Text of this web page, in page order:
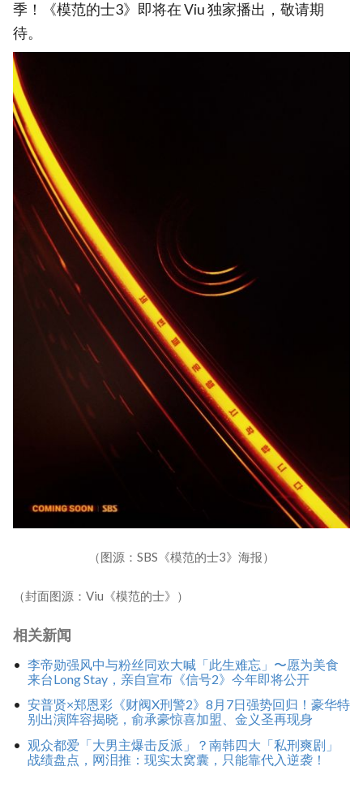
季！《模范的士3》即将在 Viu 独家播出，敬请期
待。
（图源：SBS《模范的士3》海报）
（封面图源：Viu《模范的士》）
相关新闻
李帝勋强风中与粉丝同欢大喊「此生难忘」〜愿为美食
来台Long Stay，亲自宣布《信号2》今年即将公开
安普贤×郑恩彩《财阀X刑警2》8月7日强势回归！豪华特
别出演阵容揭晓，俞承豪惊喜加盟、金义圣再现身
观众都爱「大男主爆击反派」？南韩四大「私刑爽剧」
战绩盘点，网泪推：现实太窝囊，只能靠代入逆袭！